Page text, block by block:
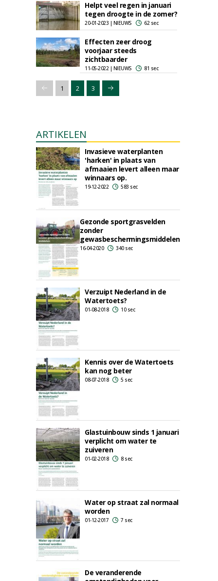
Helpt veel regen in januari
tegen droogte in de zomer?
20-01-2023 | NIEUWS 62 sec
Effecten zeer droog
voorjaar steeds
zichtbaarder
11-05-2022 | NIEUWS 81 sec
1 2 3
ARTIKELEN
Invasieve waterplanten
'harken' in plaats van
afmaaien levert alleen maar
winnaars op.
19-12-2022 583 sec
Gezonde sportgrasvelden
zonder
gewasbeschermingsmiddelen
16-04-2020 340 sec
Verzuipt Nederland in de
Watertoets?
01-08-2018 10 sec
Kennis over de Watertoets
kan nog beter
08-07-2018 5 sec
Glastuinbouw sinds 1 januari
verplicht om water te
zuiveren
01-02-2018 8 sec
Water op straat zal normaal
worden
01-12-2017 7 sec
De veranderende